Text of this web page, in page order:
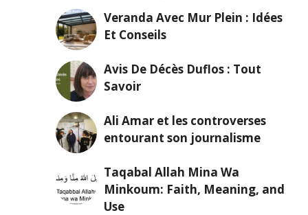
Veranda Avec Mur Plein : Idées
Et Conseils
Avis De Décès Duflos : Tout
Savoir
Ali Amar et les controverses
entourant son journalisme
Taqabal Allah Mina Wa
Minkoum: Faith, Meaning, and
Use